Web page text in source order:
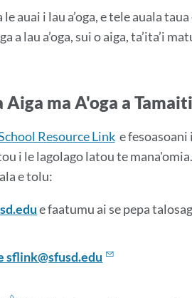
auai i lau a’oga, e tele auala
a lau a’oga, sui o aiga, ta’ita’i
ma A'oga a
Resource Linke fesoasoani
i le lagolago latou te
e tolu:
e faatumu ai se pepa
sflink@sfusd.edu